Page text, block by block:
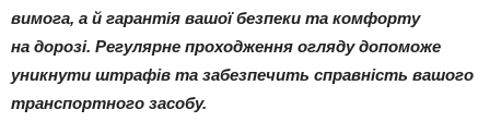
вимога, а й гарантія вашої безпеки та комфорту
на дорозі. Регулярне проходження огляду допоможе
уникнути штрафів та забезпечить справність вашого
транспортного засобу.